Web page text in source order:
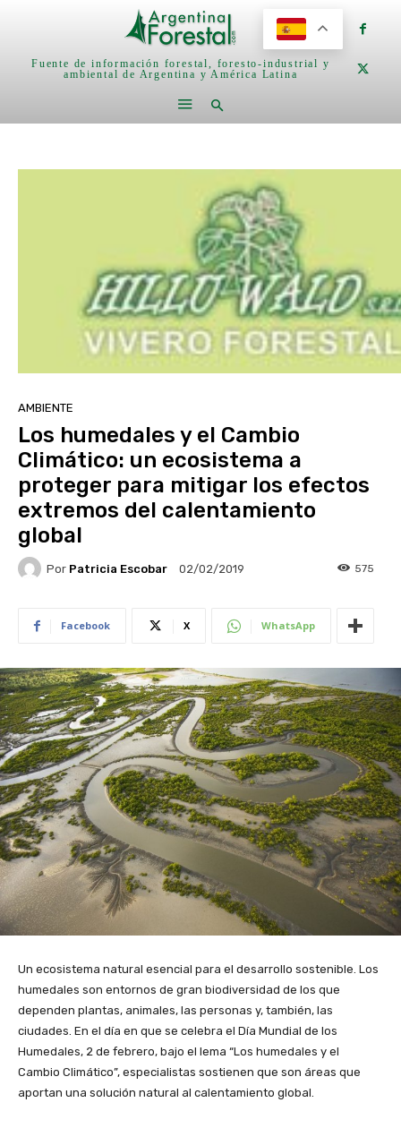
Fuente de información forestal, foresto-industrial y
ambiental de Argentina y América Latina
AMBIENTE
Los humedales y el Cambio
Climático: un ecosistema a
proteger para mitigar los efectos
extremos del calentamiento
global
Por Patricia Escobar 02/02/2019 575
Facebook X WhatsApp
Un ecosistema natural esencial para el desarrollo sostenible. Los
humedales son entornos de gran biodiversidad de los que
dependen plantas, animales, las personas y, también, las
ciudades. En el día en que se celebra el Día Mundial de los
Humedales, 2 de febrero, bajo el lema “Los humedales y el
Cambio Climático”, especialistas sostienen que son áreas que
aportan una solución natural al calentamiento global.